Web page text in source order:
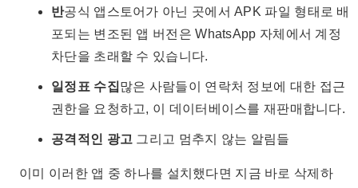
반공식 앱스토어가 아닌 곳에서 APK 파일 형태로 배
포되는 변조된 앱 버전은 WhatsApp 자체에서 계정
차단을 초래할 수 있습니다.
일정표 수집많은 사람들이 연락처 정보에 대한 접근
권한을 요청하고, 이 데이터베이스를 재판매합니다.
공격적인 광고 그리고 멈추지 않는 알림들
이미 이러한 앱 중 하나를 설치했다면 지금 바로 삭제하